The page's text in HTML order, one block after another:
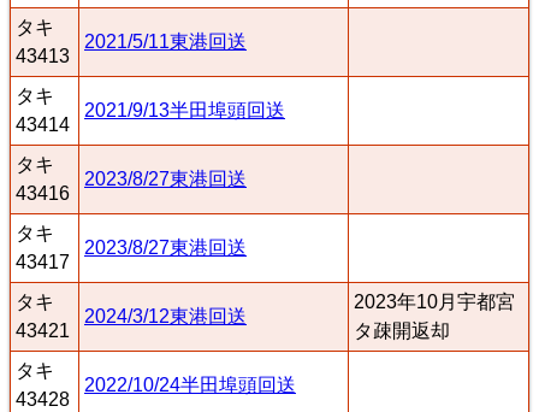
タキ
43413
2021/5/11東港回送
タキ
43414
2021/9/13半田埠頭回送
タキ
43416
2023/8/27東港回送
タキ
43417
2023/8/27東港回送
タキ
43421
2024/3/12東港回送
2023年10月宇都宮
タ疎開返却
タキ
43428
2022/10/24半田埠頭回送